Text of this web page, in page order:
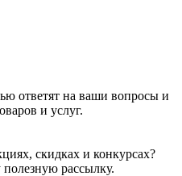
ответят на ваши вопросы и
и услуг.
скидках и конкурсах?
рассылку.